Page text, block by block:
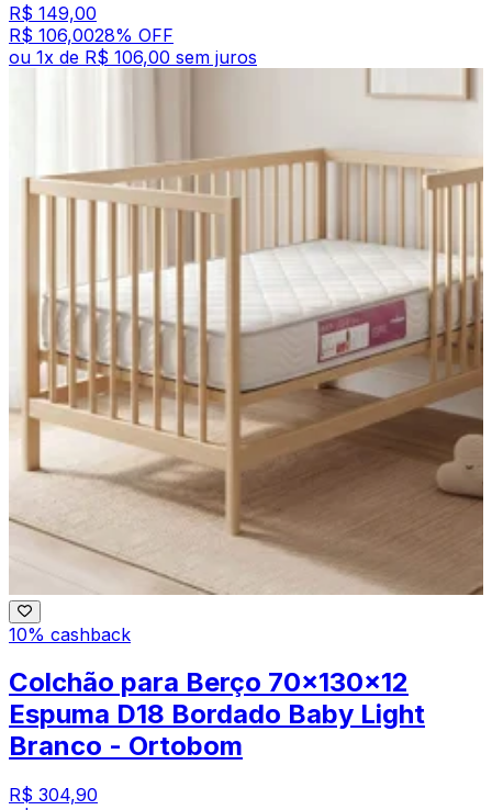
R$ 149,00
R$ 106,0028% OFF
ou 1x de R$ 106,00 sem juros
10% cashback
Colchão para Berço 70x130x12
Espuma D18 Bordado Baby Light
Branco - Ortobom
R$ 304,90